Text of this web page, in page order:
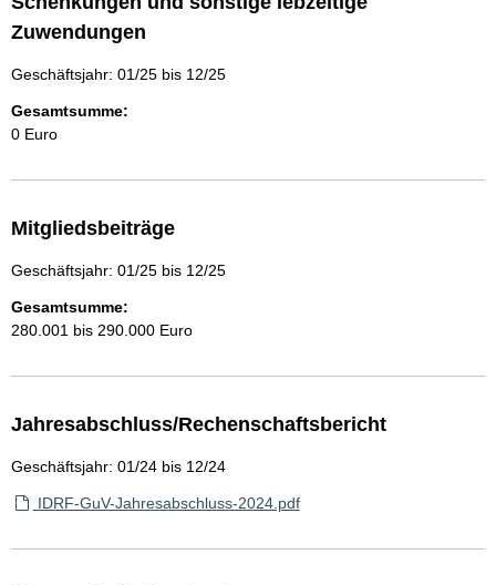
Zuwendungen
Geschäftsjahr: 01/25 bis 12/25
Gesamtsumme:
0 Euro
Mitgliedsbeiträge
Geschäftsjahr: 01/25 bis 12/25
Gesamtsumme:
280.001 bis 290.000 Euro
Jahresabschluss/Rechenschaftsbericht
Geschäftsjahr: 01/24 bis 12/24
IDRF-GuV-Jahresabschluss-2024.pdf